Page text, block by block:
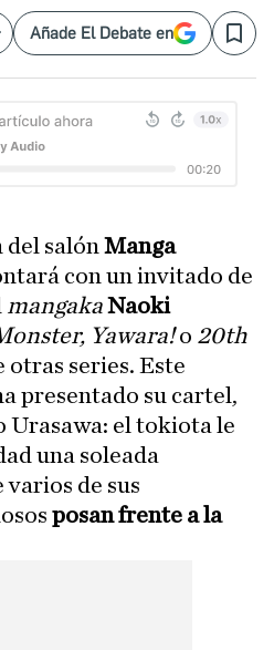
Añade El Debate en Save
del salónManga
con un invitado de
mangakaNaoki
Yawara!o 20th
otras series. Este
presentado su cartel,
Urasawa: el tokiota le
una soleada
de sus
posan frente a la